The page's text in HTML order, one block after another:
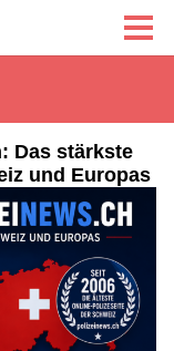
Das stärkste
und Europas